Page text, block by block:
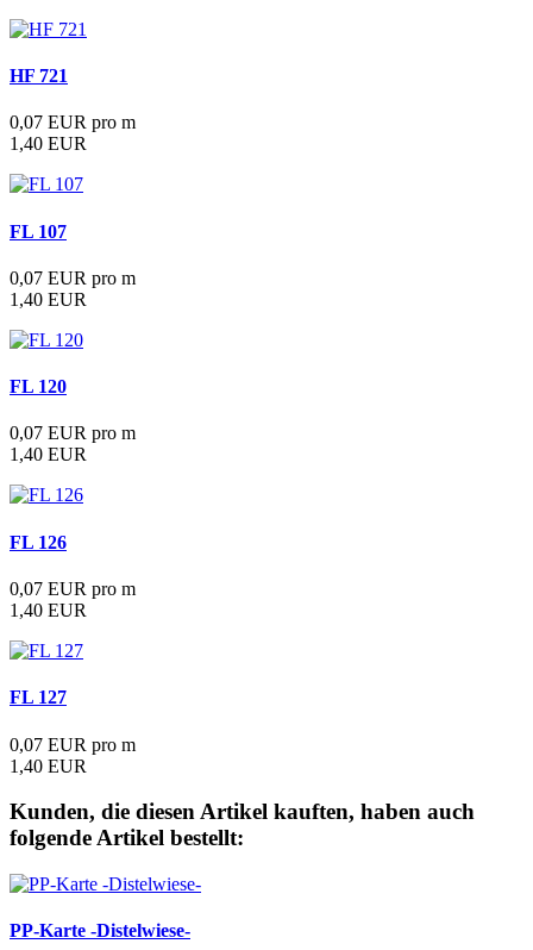
HF 721
0,07 EUR pro m
1,40 EUR
FL 107
0,07 EUR pro m
1,40 EUR
FL 120
0,07 EUR pro m
1,40 EUR
FL 126
0,07 EUR pro m
1,40 EUR
FL 127
0,07 EUR pro m
1,40 EUR
Kunden, die diesen Artikel kauften, haben auch
folgende Artikel bestellt:
PP-Karte -Distelwiese-